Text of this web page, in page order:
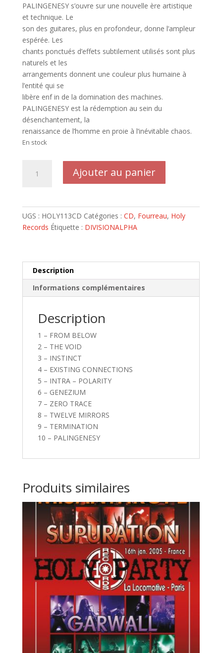
PALINGENESY s’ouvre sur une nouvelle ère artistique
et technique. Le
son des guitares, plus en profondeur, donne l’ampleur
espérée. Les
chants ponctués d’effets subtilement utilisés sont plus
naturels et les
arrangements donnent une couleur plus humaine à
l’entité qui se
libère enf in de la domination des machines.
PALINGENESY est la rédemption au sein du
désenchantement, la
renaissance de l’homme en proie à l’inévitable chaos.
En stock
Fourreau
Ajouter au panier
UGS : HOLY113CD Catégories : CD, Fourreau, Holy
Records Étiquette : DIVISIONALPHA
Description
Informations complémentaires
Description
1 – FROM BELOW
2 – THE VOID
3 – INSTINCT
4 – EXISTING CONNECTIONS
5 – INTRA – POLARITY
6 – GENEZIUM
7 – ZERO TRACE
8 – TWELVE MIRRORS
9 – TERMINATION
10 – PALINGENESY
Produits similaires